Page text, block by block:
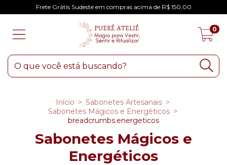
Frete Grátis Sudeste em compras acima de R$ 150,00
0
Início > Sabonetes Artesanais >
Sabonetes Mágicos e Energéticos >
breadcrumbs.energeticos
Sabonetes Mágicos e
Energéticos